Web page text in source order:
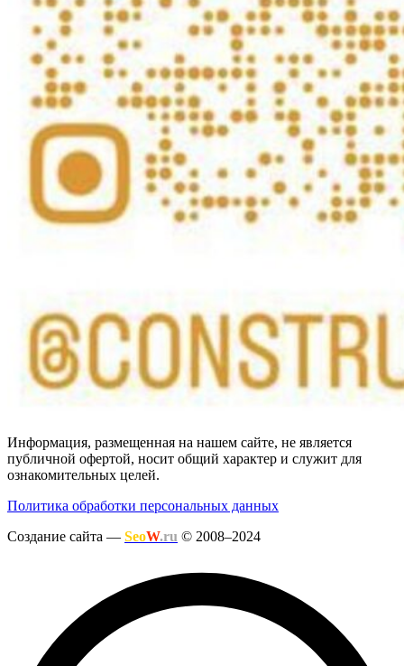
Информация, размещенная на нашем сайте, не является
публичной офертой, носит общий характер и служит для
ознакомительных целей.
Политика обработки персональных данных
Создание сайта — SeoW.ru © 2008–2024